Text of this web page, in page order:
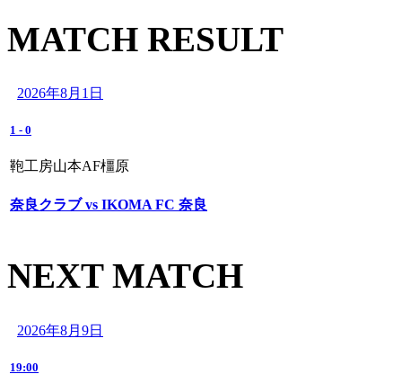
MATCH RESULT
2026年8月1日
1 - 0
鞄工房山本AF橿原
奈良クラブ vs IKOMA FC 奈良
NEXT MATCH
2026年8月9日
19:00